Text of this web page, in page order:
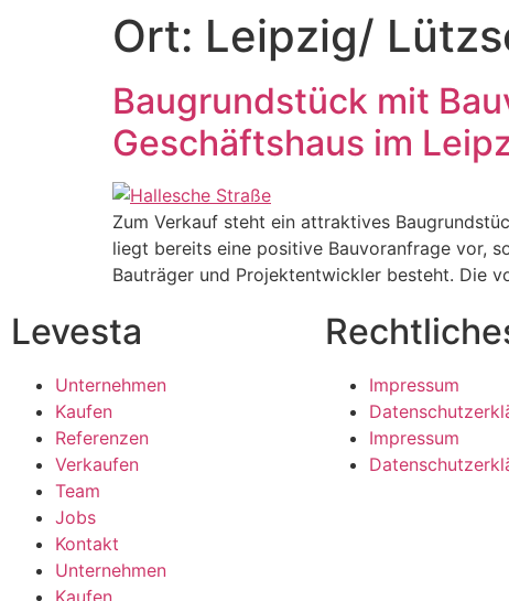
Ort: Leipzig/
Baugrundstück mit
Geschäftshaus im
Zum Verkauf steht ein attraktives
liegt bereits eine positive Bauvoranfrage vor,
Bauträger und Projektentwickler besteht. Die
Levesta
Unternehmen
Kaufen
Referenzen
Verkaufen
Team
Jobs
Kontakt
Unternehmen
Impressum
Impressum